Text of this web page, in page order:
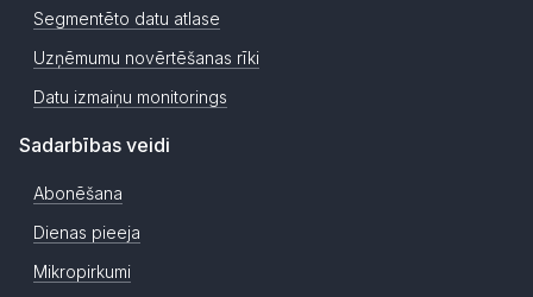
Segmentēto datu atlase
Uzņēmumu novērtēšanas rīki
Datu izmaiņu monitorings
Sadarbības veidi
Abonēšana
Dienas pieeja
Mikropirkumi